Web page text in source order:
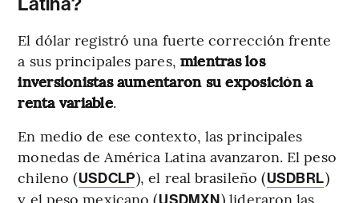
El dólar registró una fuerte corrección frente
a sus principales pares, mientras los
inversionistas aumentaron su exposición a
renta variable.
En medio de ese contexto, las principales
monedas de América Latina avanzaron. El peso
chileno (USDCLP), el real brasileño (USDBRL)
y el peso mexicano (
) lideraron las